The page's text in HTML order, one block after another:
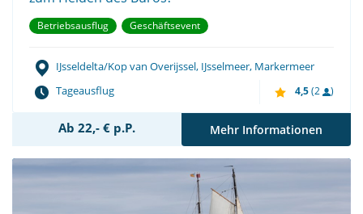
Betriebsausflug Geschäftsevent
IJsseldelta/Kop van Overijssel, IJsselmeer, Markermeer
Tageausflug
4,5(2 )
Ab 22,- € p.P. Mehr Informationen